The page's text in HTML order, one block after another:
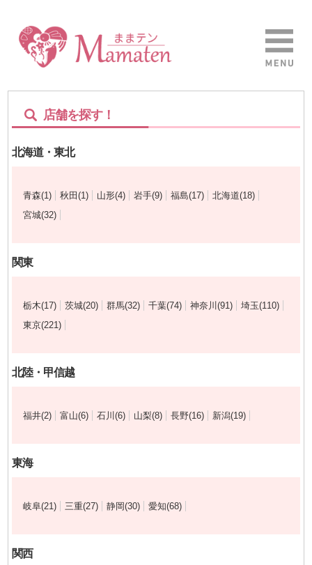
店舗を探す！
北海道・東北
青森(1) 秋田(1) 山形(4) 岩手(9) 福島(17)
北海道(18)
宮城(32)
関東
栃木(17) 茨城(20) 群馬(32) 千葉(74) 神奈川(91)
埼玉(110)
東京(221)
北陸・甲信越
福井(2) 富山(6) 石川(6) 山梨(8) 長野(16) 新潟(19)
東海
岐阜(21) 三重(27) 静岡(30) 愛知(68)
関西